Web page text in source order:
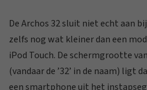
De Archos 32 sluit niet echt aan
zelfs nog wat kleiner dan een
iPod Touch. De schermgrootte
(vandaar de ’32’ in de naam) ligt
een smartphone uit het